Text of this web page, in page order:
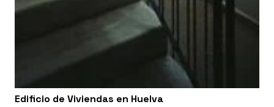
Edificio de Viviendas en Huelva